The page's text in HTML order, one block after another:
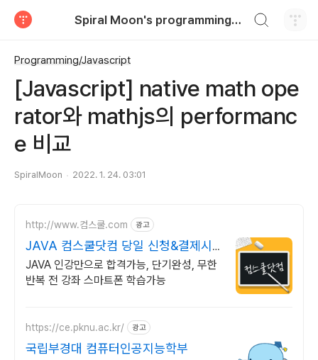
Spiral Moon's programming blog
Programming/Javascript
[Javascript] native math ope
rator와 mathjs의 performanc
e 비교
SpiralMoon 2022. 1. 24. 03:01
http://www.컴스쿨.com 광고
JAVA 컴스쿨닷컴 당일 신청&결제시
기프티콘!
JAVA 인강만으로 합격가능, 단기완성, 무한
반복 전 강좌 스마트폰 학습가능
https://ce.pknu.ac.kr/ 광고
국립부경대 컴퓨터인공지능학부